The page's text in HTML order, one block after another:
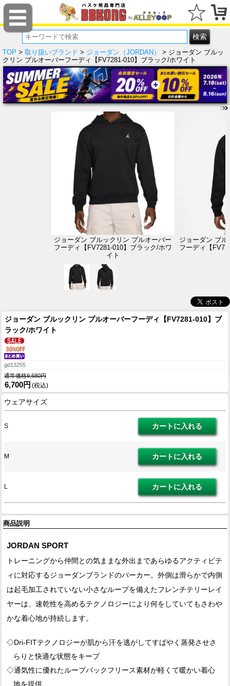
TOP > 取り扱いブランド > ジョーダン（JORDAN）
> ジョーダン ブルッ
クリン プルオーバーフーディ【FV7281-010】ブラック/ホワイト
ジョーダン ブルックリン プルオーバー
フーディ【FV7281-010】ブラック/ホワ
イト
ジョーダン ブ
フーディ【
ジョーダン ブルックリン プルオーバーフーディ【FV7281-010】ブ
ラック/ホワイト
gd13255
通常価格9,680円
6,700円 (税込)
ウェアサイズ
S
M
L
商品説明
JORDAN SPORT
トレーニングから仲間との気ままな外出まであらゆるアクティビテ
ィに対応するジョーダンブランドのパーカー。外側は滑らかで内側
は起毛加工されていない小さなループを備えたフレンチテリーレイ
ヤーは、速乾性を高めるテクノロジーにより何をしていてもさわや
かな着心地が持続します。
◇Dri-FITテクノロジーが肌から汗を逃がしてすばやく蒸発させさ
らりと快適な状態をキープ
◇通気性に優れたループバックフリース素材が軽くて暖かい着心
地を提供